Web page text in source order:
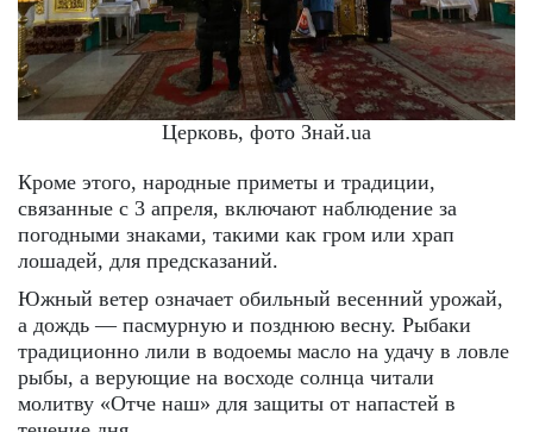
Церковь, фото Знай.ua
Кроме этого, народные приметы и традиции,
связанные с 3 апреля, включают наблюдение за
погодными знаками, такими как гром или храп
лошадей, для предсказаний.
Южный ветер означает обильный весенний урожай,
а дождь — пасмурную и позднюю весну. Рыбаки
традиционно лили в водоемы масло на удачу в ловле
рыбы, а верующие на восходе солнца читали
молитву «Отче наш» для защиты от напастей в